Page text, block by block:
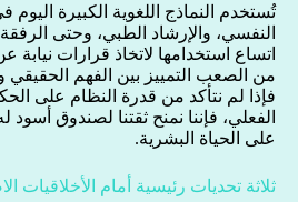
تُستخدم النماذج اللغوية الكبيرة اليوم
النفسي، والإرشاد الطبي، وحتى
اتساع استخدامها لاتخاذ قرارات نيابة
من الصعب التمييز بين الفهم الحقيقي
فإذا لم نتأكد من قدرة النظام على
الفعلي، فإننا نمنح ثقتنا لصندوق أسود
على الحياة البشرية.
ثلاثة تحديات رئيسية أمام الأخلاقيات